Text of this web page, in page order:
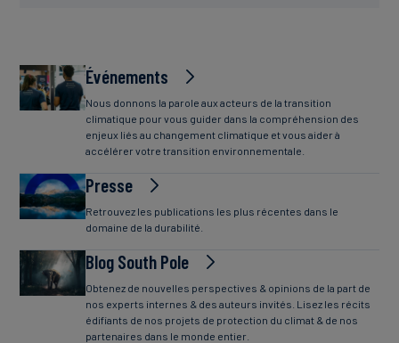
Événements
Nous donnons la parole aux acteurs de la transition
climatique pour vous guider dans la compréhension des
enjeux liés au changement climatique et vous aider à
accélérer votre transition environnementale.
Presse
Retrouvez les publications les plus récentes dans le
domaine de la durabilité.
Blog South Pole
Obtenez de nouvelles perspectives & opinions de la part de
nos experts internes & des auteurs invités. Lisez les récits
édifiants de nos projets de protection du climat & de nos
partenaires dans le monde entier.